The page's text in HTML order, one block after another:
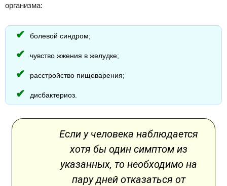
организма:
болевой синдром;
чувство жжения в желудке;
расстройство пищеварения;
дисбактериоз.
Если у человека наблюдается
хотя бы один симптом из
указанных, то необходимо на
пару дней отказаться от